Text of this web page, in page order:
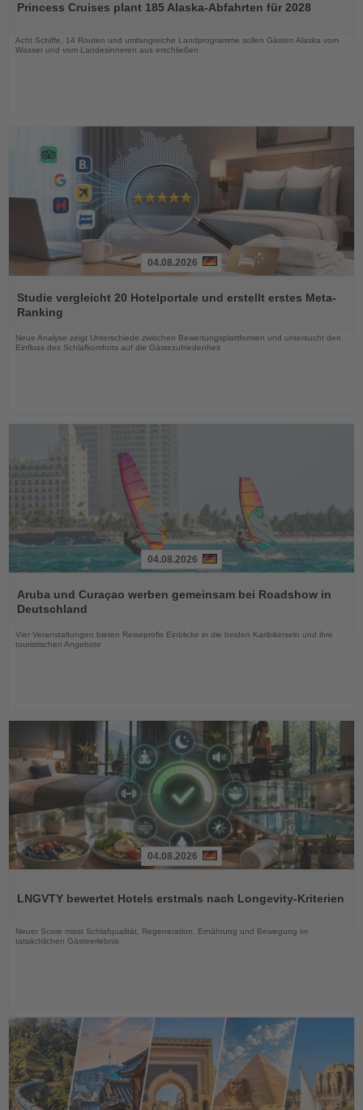
diePrincess Cruises plant 185 Alaska-Abfahrten für 2028
Acht Schiffe, 14 Routen und umfangreiche Landprogramme sollen Gästen Alaska vom
Wasser und vom Landesinneren aus erschließen
Sie
die
Nachrichten
04.08.2026
Studie vergleicht 20 Hotelportale und erstellt erstes Meta-
Ranking
Neue Analyse zeigt Unterschiede zwischen Bewertungsplattformen und untersucht den
Einfluss des Schlafkomforts auf die Gästezufriedenheit
Sie
die
04.08.2026
Aruba und Curaçao werben gemeinsam bei Roadshow in
Deutschland
Vier Veranstaltungen bieten Reiseprofis Einblicke in die beiden Karibikinseln und ihre
touristischen Angebote
die
04.08.2026
LNGVTY bewertet Hotels erstmals nach Longevity-Kriterien
Neuer Score misst Schlafqualität, Regeneration, Ernährung und Bewegung im
tatsächlichen Gästeerlebnis